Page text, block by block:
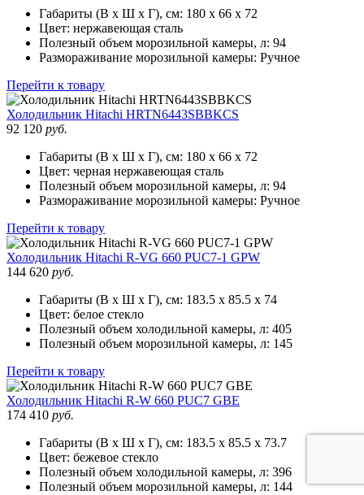
Габариты (В х Ш х Г), см: 180 х 66 х 72
Цвет: нержавеющая сталь
Полезный объем морозильной камеры, л: 94
Размораживание морозильной камеры: Ручное
Перейти к товару
Холодильник Hitachi HRTN6443SBBKCS
92 120 руб.
Габариты (В х Ш х Г), см: 180 х 66 х 72
Цвет: черная нержавеющая сталь
Полезный объем морозильной камеры, л: 94
Размораживание морозильной камеры: Ручное
Перейти к товару
Холодильник Hitachi R-VG 660 PUC7-1 GPW
144 620 руб.
Габариты (В х Ш х Г), см: 183.5 х 85.5 х 74
Цвет: белое стекло
Полезный объем холодильной камеры, л: 405
Полезный объем морозильной камеры, л: 145
Перейти к товару
Холодильник Hitachi R-W 660 PUC7 GBE
174 410 руб.
Габариты (В х Ш х Г), см: 183.5 х 85.5 х 73.7
Цвет: бежевое стекло
Полезный объем холодильной камеры, л: 396
Полезный объем морозильной камеры, л: 144